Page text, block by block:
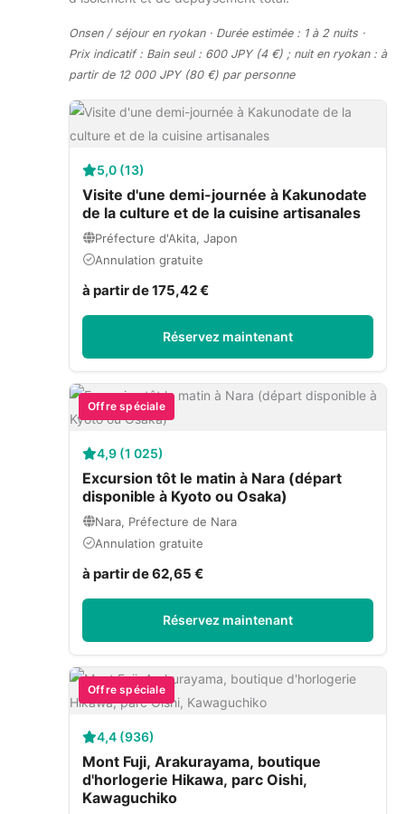
Onsen / séjour en ryokan · Durée estimée : 1 à 2 nuits ·
Prix indicatif : Bain seul : 600 JPY (4 €) ; nuit en ryokan : à
partir de 12 000 JPY (80 €) par personne
5,0 (13)
Visite d'une demi-journée à Kakunodate
de la culture et de la cuisine artisanales
Préfecture d'Akita, Japon
Annulation gratuite
à partir de 175,42 €
Réservez maintenant
Offre spéciale
4,9 (1 025)
Excursion tôt le matin à Nara (départ
disponible à Kyoto ou Osaka)
Nara, Préfecture de Nara
Annulation gratuite
à partir de 62,65 €
Réservez maintenant
Offre spéciale
4,4 (936)
Mont Fuji, Arakurayama, boutique
d'horlogerie Hikawa, parc Oishi,
Kawaguchiko